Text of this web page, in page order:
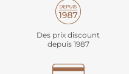
Des prix discount
depuis 1987